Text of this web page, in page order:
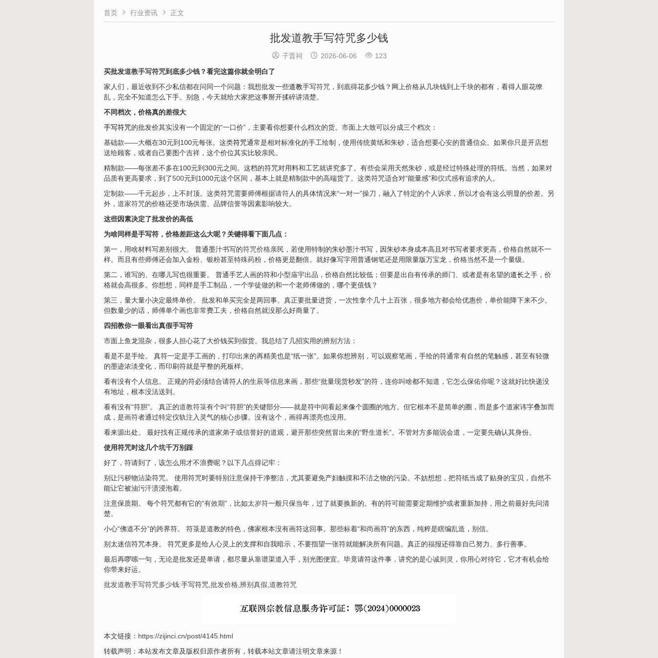
首页  行业资讯  正文
批发道教手写符咒多少钱
 子晋祠  2026-06-06  123
买批发道教手写符咒到底多少钱？看完这篇你就全明白了
家人们，最近收到不少私信都在问同一个问题：我想批发一些道教手写符咒 ，到底得花多少钱？网上价格从几块钱到上千块的都有，看得人眼花缭
乱，完全不知道怎么下手。别急，今天就给大家把这事掰开揉碎讲清楚。
不同档次，价格真的差很大
手写符咒的批发价其实没有一个固定的“一口价”，主要看你想要什么档次的货。市面上大致可以分成三个档次：
基础款——大概在30元到100元每张。这类符咒通常是相对标准化的手工绘制，使用传统黄纸和朱砂，适合想要心安的普通信众。如果你只是开店想
送给顾客，或者自己要图个吉祥，这个价位其实比较亲民。
精制款——每张差不多在100元到300元之间。这档的符咒对用料和工艺就讲究多了。有些会采用天然朱砂，或是经过特殊处理的符纸。当然，如果对
品质有更高要求，到了500元到1000元这个区间，基本上就是精制款中的高端货了。这类符咒适合对“能量感”和仪式感有追求的人。
定制款——千元起步，上不封顶。这类符咒需要师傅根据请符人的具体情况来“一对一”操刀，融入了特定的个人诉求，所以才会有这么明显的价差。另
外， 道家符咒的价格还受市场供需、品牌信誉等因素影响较大。
这些因素决定了批发价的高低
为啥同样是手写符，价格差距这么大呢？关键得看下面几点：
第一，用啥材料写差别很大。 普通墨汁书写的符咒价格亲民，若使用特制的朱砂墨汁书写，因朱砂本身成本高且对书写者要求更高，价格自然就不一
样。而且有些师傅还会加入金粉、银粉甚至特殊药粉，价格更是翻倍。就好像写字用普通钢笔还是用限量版万宝龙，价格当然不是一个量级。
第二，谁写的、在哪儿写也很重要。 普通手艺人画的符和小型庙宇出品，价格自然比较低；但要是出自有传承的师门、或者是有名望的道长之手，价
格就会高很多。你想想，同样是手工制品，一个学徒做的和一个老师傅做的，哪个更值钱？
第三，量大量小决定最终单价。 批发和单买完全是两回事。真正要批量进货，一次性拿个几十上百张，很多地方都会给优惠价，单价能降下来不少。
但数量少的话，师傅单个画也非常费工夫，价格自然就没那么好商量了。
四招教你一眼看出真假手写符
市面上鱼龙混杂，很多人担心花了大价钱买到假货。我总结了几招实用的辨别方法：
看是不是手绘。 真符一定是手工画的，打印出来的再精美也是“纸一张”。如果你想辨别，可以观察笔画，手绘的符通常有自然的笔触感，甚至有轻微
的墨迹浓淡变化，而印刷符就是平整的死板样。
看有没有个人信息。 正规的符必须结合请符人的生辰等信息来画，那些“批量现货秒发”的符，连你叫啥都不知道，它怎么保佑你呢？这就好比快递没
有地址，根本没法送到。
看有没有“符胆”。 真正的道教符箓有个叫“符胆”的关键部分——就是符中间看起来像个圆圈的地方。但它根本不是简单的圈，而是多个道家讳字叠加而
成，是画符者通过特定仪轨注入灵气的核心步骤。没有这个，画得再漂亮也没用。
看来源出处。 最好找有正规传承的道家弟子或信誉好的道观，避开那些突然冒出来的“野生道长”。不管对方多能说会道，一定要先确认其身份。
使用符咒时这几个坑千万别踩
好了，符请到了，该怎么用才不浪费呢？以下几点得记牢：
别让污秽物沾染符咒。 使用符咒时要特别注意保持干净整洁，尤其要避免产妇触摸和不洁之物的污染。不妨想想，把符纸当成了贴身的宝贝，自然不
能让它被油污汗渍浸泡着。
注意保质期。 每个符咒都有它的“有效期”，比如太岁符一般只保当年，过了就要换新的。有的符可能需要定期维护或者重新加持，用之前最好先问清
楚。
小心“佛道不分”的跨界符。 符箓是道教的特色，佛家根本没有画符这回事。那些标着“和尚画符”的东西，纯粹是瞎编乱造，别信。
别太迷信符咒本身。 符咒更多是给人心灵上的支撑和自我暗示，不要指望一张符就能解决所有问题。真正的福报还得靠自己努力、多行善事。
最后再啰嗦一句，无论是批发还是单请，都尽量从靠谱渠道入手，别光图便宜。毕竟请符这件事，讲究的是心诚则灵 ，你用心对待它，它才有机会给
你带来好运。
批发道教手写符咒多少钱:手写符咒, 批发价格 辨别真假 道教符咒
本文链接： https://zijinci.cn/post/4145.html
转载声明：本站发布文章及版权归原作者所有，转载本站文章请注明文章来源！